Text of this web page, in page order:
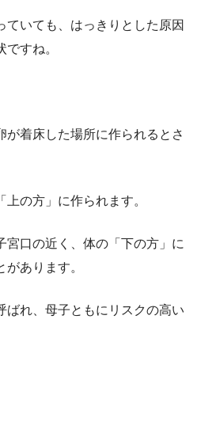
ていても、はっきりとした原因
すね。
が着床した場所に作られるとさ
の方」に作られます。
宮口の近く、体の「下の方」に
あります。
ばれ、母子ともにリスクの高い